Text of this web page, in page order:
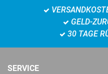
GELD-
30 TAGE
SERVICE